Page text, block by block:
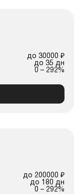
до 30000 ₽
до 35 дн
0 – 292%
до 200000 ₽
до 180 дн
0 – 292%